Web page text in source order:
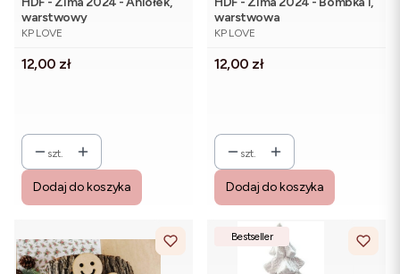
warstwowy
PRODUCENT
KP LOVE
Cena
12,00 zł
szt.
Dodaj do koszyka
warstwowa
PRODUCENT
KP LOVE
Cena
12,00 zł
szt.
Dodaj do koszyka
Bestseller